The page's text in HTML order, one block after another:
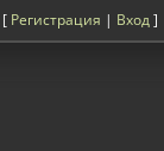
[ Регистрация | Вход]